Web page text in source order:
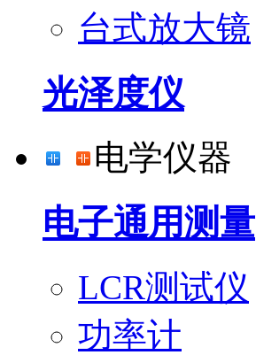
台式放大镜
光泽度仪
电学仪器
电子通用测量
LCR测试仪
功率计